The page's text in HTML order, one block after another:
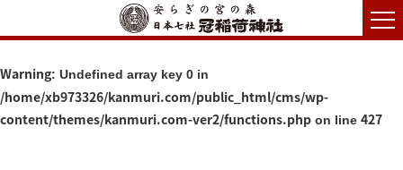
Warning: Undefined array key 0 in
/home/xb973326/kanmuri.com/public_html/cms/wp-
content/themes/kanmuri.com-ver2/functions.php on line 427